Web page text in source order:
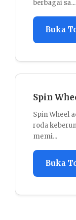
berbentuk
memutar dan